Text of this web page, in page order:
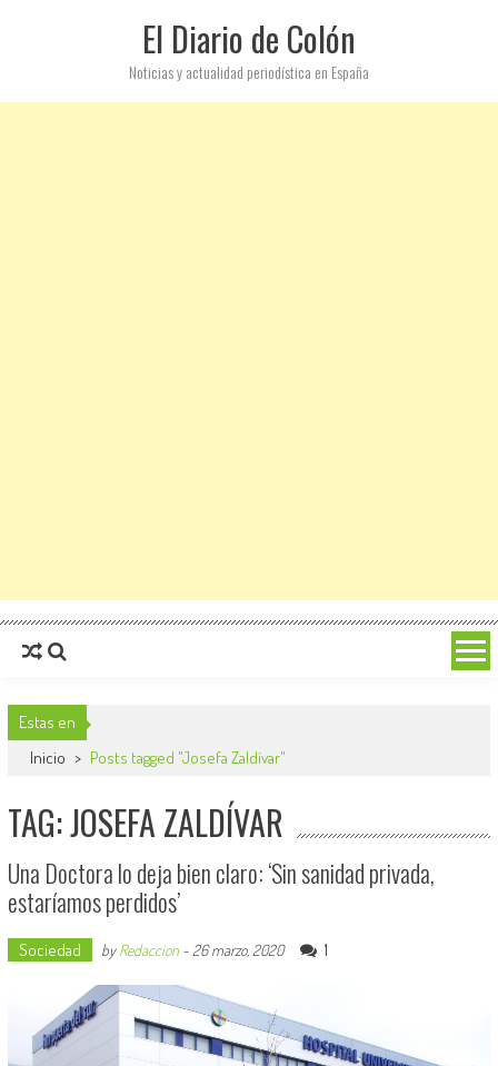
El Diario de Colón
Noticias y actualidad periodística en España
Estas en
Inicio > Posts tagged "Josefa Zaldívar"
TAG: JOSEFA ZALDÍVAR
Una Doctora lo deja bien claro: ‘Sin sanidad privada,
estaríamos perdidos’
Sociedad byRedaccion- 26 marzo, 2020 1